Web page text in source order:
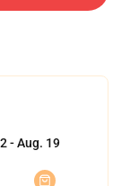
- Aug. 19